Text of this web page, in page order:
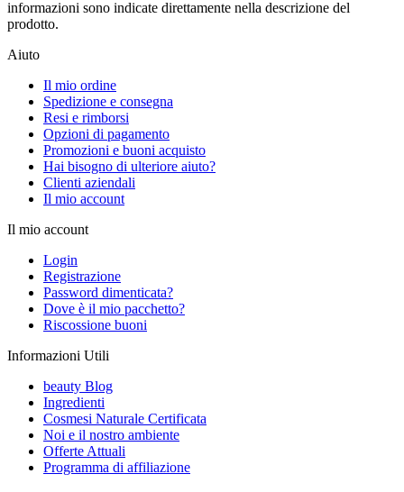
informazioni sono indicate direttamente nella descrizione del
prodotto.
Aiuto
Il mio ordine
Spedizione e consegna
Resi e rimborsi
Opzioni di pagamento
Promozioni e buoni acquisto
Hai bisogno di ulteriore aiuto?
Clienti aziendali
Il mio account
Il mio account
Login
Registrazione
Password dimenticata?
Dove è il mio pacchetto?
Riscossione buoni
Informazioni Utili
beauty Blog
Ingredienti
Cosmesi Naturale Certificata
Noi e il nostro ambiente
Offerte Attuali
Programma di affiliazione